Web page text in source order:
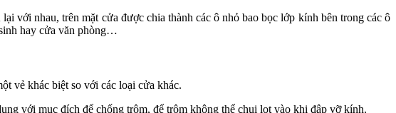
với nhau, trên mặt cửa được chia thành các ô nhỏ bao bọc lớp kính bên trong các ô
hay cửa văn phòng…
vẻ khác biệt so với các loại cửa khác.
với mục đích để chống trộm, để trộm không thể chui lọt vào khi đập vỡ kính.